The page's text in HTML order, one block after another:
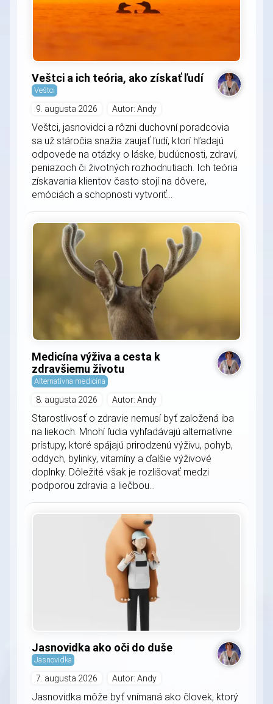
Veštci a ich teória, ako získať ľudí
Veštci
9. augusta 2026 Autor: Andy
Veštci, jasnovidci a rôzni duchovní poradcovia
sa už stáročia snažia zaujať ľudí, ktorí hľadajú
odpovede na otázky o láske, budúcnosti, zdraví,
peniazoch či životných rozhodnutiach. Ich teória
získavania klientov často stojí na dôvere,
emóciách a schopnosti vytvoriť...
Medicína výživa a cesta k
zdravšiemu životu
Alternatívna medicína
8. augusta 2026 Autor: Andy
Starostlivosť o zdravie nemusí byť založená iba
na liekoch. Mnohí ľudia vyhľadávajú alternatívne
prístupy, ktoré spájajú prirodzenú výživu, pohyb,
oddych, bylinky, vitamíny a ďalšie výživové
doplnky. Dôležité však je rozlišovať medzi
podporou zdravia a liečbou...
Jasnovidka ako oči do duše
Jasnovidka
7. augusta 2026 Autor: Andy
Jasnovidka môže byť vnímaná ako človek, ktorý